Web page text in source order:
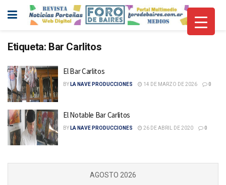
Etiqueta: Bar Carlitos
El Bar Carlitos
BY LA NAVE PRODUCCIONES 14 DE MARZO DE 2026 0
El Notable Bar Carlitos
BY LA NAVE PRODUCCIONES 26 DE ABRIL DE 2020 0
AGOSTO 2026